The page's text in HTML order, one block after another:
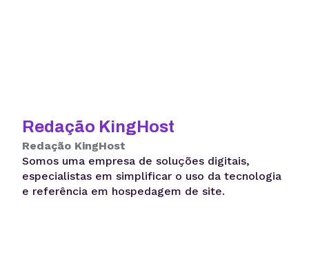
Redação KingHost
Redação KingHost
Somos uma empresa de soluções digitais,
especialistas em simplificar o uso da tecnologia
e referência em hospedagem de site.